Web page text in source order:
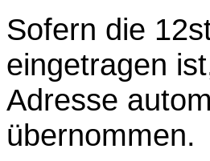
Sofern die
eingetragen
Adresse
übernommen.